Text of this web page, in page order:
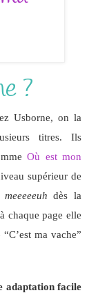
?
Usborne, on la
titres. Ils
Où est mon
supérieur de
meeeeeuh dès la
chaque page elle
ma vache”
adaptation facile